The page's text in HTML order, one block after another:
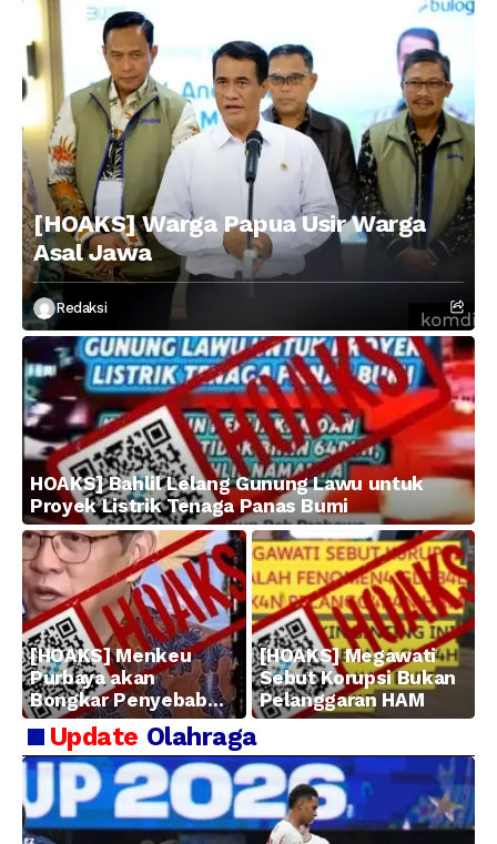
[HOAKS] Warga Papua Usir Warga
Asal Jawa
Redaksi
HOAKS] Bahlil Lelang Gunung Lawu untuk
Proyek Listrik Tenaga Panas Bumi
[HOAKS] Menkeu
Purbaya akan
Bongkar Penyebab
Kerugian BUMN
[HOAKS] Megawati
Sebut Korupsi Bukan
Pelanggaran HAM
Update Olahraga